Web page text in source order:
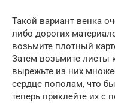
Такой вариант венка
либо дорогих
возьмите плотный
Затем возьмите листы
вырежьте из них
сердце пополам, что
теперь приклейте их